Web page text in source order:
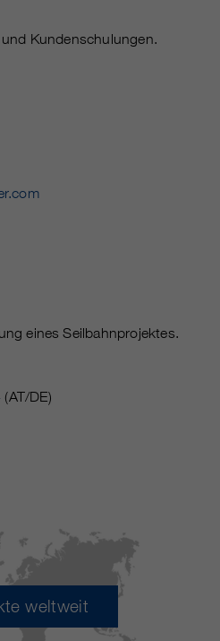
Kundenschulungen.
eines Seilbahnprojektes.
(AT/DE)
weltweit